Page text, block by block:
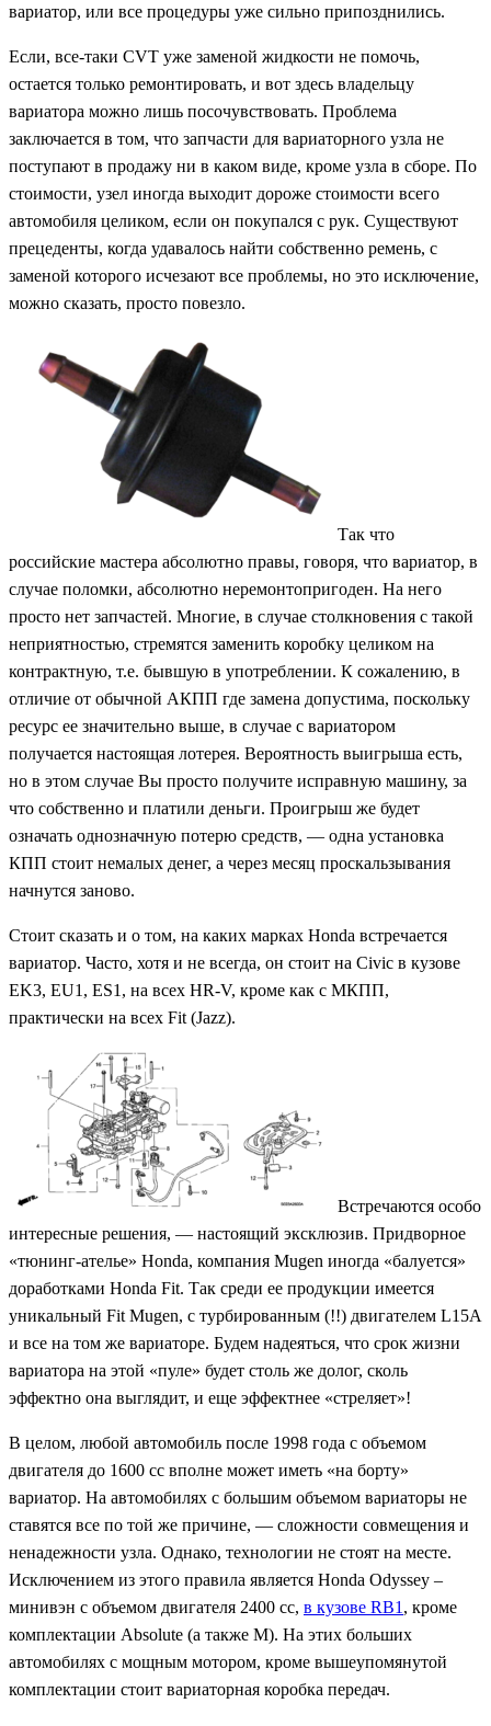
вариатор, или все процедуры уже сильно припозднились.
Если, все-таки CVT уже заменой жидкости не помочь,
остается только ремонтировать, и вот здесь владельцу
вариатора можно лишь посочувствовать. Проблема
заключается в том, что запчасти для вариаторного узла не
поступают в продажу ни в каком виде, кроме узла в сборе. По
стоимости, узел иногда выходит дороже стоимости всего
автомобиля целиком, если он покупался с рук. Существуют
прецеденты, когда удавалось найти собственно ремень, с
заменой которого исчезают все проблемы, но это исключение,
можно сказать, просто повезло.
Так что
российские мастера абсолютно правы, говоря, что вариатор, в
случае поломки, абсолютно неремонтопригоден. На него
просто нет запчастей. Многие, в случае столкновения с такой
неприятностью, стремятся заменить коробку целиком на
контрактную, т.е. бывшую в употреблении. К сожалению, в
отличие от обычной АКПП где замена допустима, поскольку
ресурс ее значительно выше, в случае с вариатором
получается настоящая лотерея. Вероятность выигрыша есть,
но в этом случае Вы просто получите исправную машину, за
что собственно и платили деньги. Проигрыш же будет
означать однозначную потерю средств, — одна установка
КПП стоит немалых денег, а через месяц проскальзывания
начнутся заново.
Стоит сказать и о том, на каких марках Honda встречается
вариатор. Часто, хотя и не всегда, он стоит на Civic в кузове
EK3, EU1, ES1, на всех HR-V, кроме как с МКПП,
практически на всех Fit (Jazz).
Встречаются особо
интересные решения, — настоящий эксклюзив. Придворное
«тюнинг-ателье» Honda, компания Mugen иногда «балуется»
доработками Honda Fit. Так среди ее продукции имеется
уникальный Fit Mugen, с турбированным (!!) двигателем L15A
и все на том же вариаторе. Будем надеяться, что срок жизни
вариатора на этой «пуле» будет столь же долог, сколь
эффектно она выглядит, и еще эффектнее «стреляет»!
В целом, любой автомобиль после 1998 года с объемом
двигателя до 1600 сс вполне может иметь «на борту»
вариатор. На автомобилях с большим объемом вариаторы не
ставятся все по той же причине, — сложности совмещения и
ненадежности узла. Однако, технологии не стоят на месте.
Исключением из этого правила является Honda Odyssey –
минивэн с объемом двигателя 2400 сс, в кузове RB1 , кроме
комплектации Absolute (а также M). На этих больших
автомобилях с мощным мотором, кроме вышеупомянутой
комплектации стоит вариаторная коробка передач.